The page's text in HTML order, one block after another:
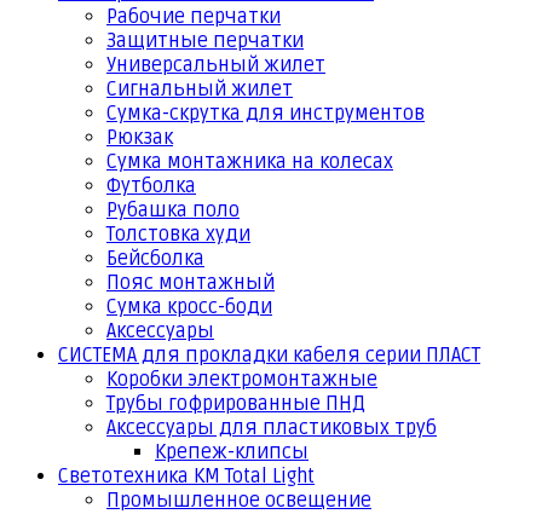
Рабочие перчатки
Защитные перчатки
Универсальный жилет
Сигнальный жилет
Сумка-скрутка для инструментов
Рюкзак
Сумка монтажника на колесах
Футболка
Рубашка поло
Толстовка худи
Бейсболка
Пояс монтажный
Сумка кросс-боди
Аксессуары
СИСТЕМА для прокладки кабеля серии ПЛАСТ
Коробки электромонтажные
Трубы гофрированные ПНД
Аксессуары для пластиковых труб
Крепеж-клипсы
Светотехника КМ Total Light
Промышленное освещение